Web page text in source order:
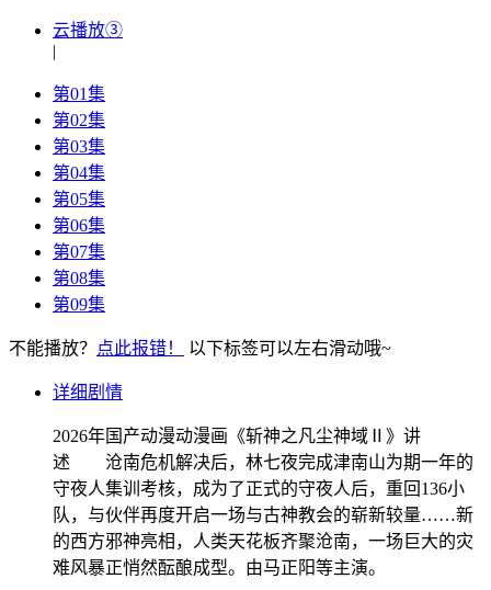
云播放③
|
第01集
第02集
第03集
第04集
第05集
第06集
第07集
第08集
第09集
不能播放？ 点此报错！ 以下标签可以左右滑动哦~
详细剧情
2026年国产动漫动漫画《斩神之凡尘神域Ⅱ》讲
述 沧南危机解决后，林七夜完成津南山为期一年的
守夜人集训考核，成为了正式的守夜人后，重回136小
队，与伙伴再度开启一场与古神教会的崭新较量……新
的西方邪神亮相，人类天花板齐聚沧南，一场巨大的灾
难风暴正悄然酝酿成型。由马正阳等主演。